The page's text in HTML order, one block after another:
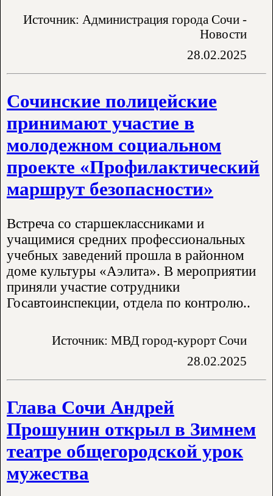
Источник: Администрация города Сочи -
Новости
28.02.2025
Сочинские полицейские
принимают участие в
молодежном социальном
проекте «Профилактический
маршрут безопасности»
Встреча со старшеклассниками и
учащимися средних профессиональных
учебных заведений прошла в районном
доме культуры «Аэлита». В мероприятии
приняли участие сотрудники
Госавтоинспекции, отдела по контролю..
Источник: МВД город-курорт Сочи
28.02.2025
Глава Сочи Андрей
Прошунин открыл в Зимнем
театре общегородской урок
мужества